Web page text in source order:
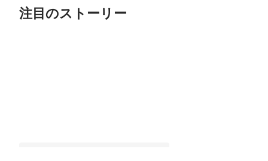
注目のストーリー